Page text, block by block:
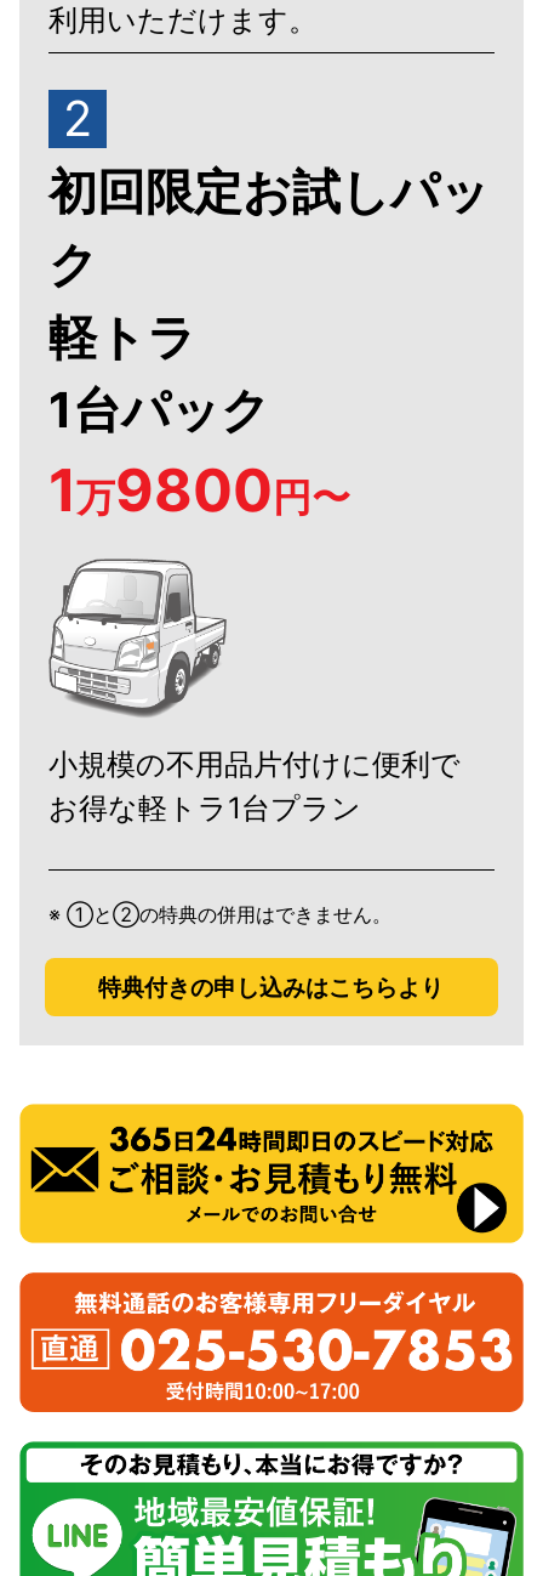
利用いただけます。
2
初回限定お試しパッ
ク
軽トラ
1台パック
1万9800 円〜
小規模の不用品片付けに便利で
お得な軽トラ1台プラン
※ ①と②の特典の併用はできません。
特典付きの申し込みはこちらより